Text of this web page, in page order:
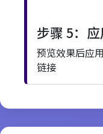
步骤 5：
预览效果后应
链接